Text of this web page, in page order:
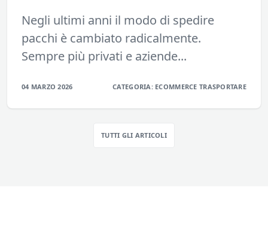
Negli ultimi anni il modo di spedire
pacchi è cambiato radicalmente.
Sempre più privati e aziende...
04 MARZO 2026 CATEGORIA: ECOMMERCE TRASPORTARE
TUTTI GLI ARTICOLI